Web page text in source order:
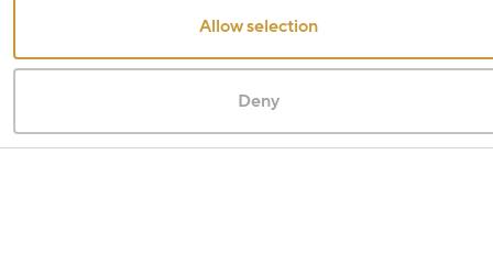
Allow selection
Deny